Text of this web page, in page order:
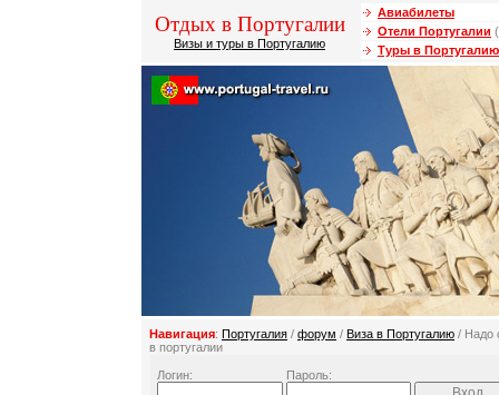
Отдых в Португалии
Визы и туры в Португалию
Авиабилеты
Отели Португалии
Туры в Португалию
Навигация: Португалия / форум / Виза в Португалию / Надо
в португалии
Логин: Пароль: